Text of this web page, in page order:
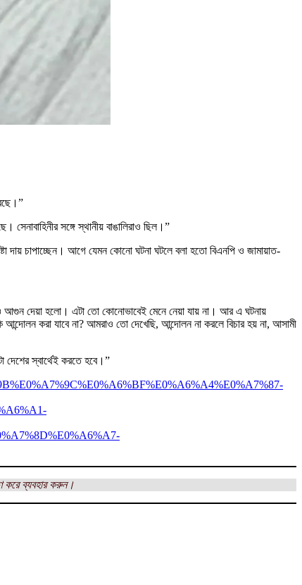
সঙ্গে স্থানীয় বাঙালিরাও ছিল।”
দায় চাপাচ্ছেন। আগে যেমন কোনো ঘটনা ঘটলে বলা হতো বিএনপি ও জামায়াত-
ও আগুন দেয়া হলো। এটা তো কোনোভাবেই মেনে নেয়া যায় না। আর এ ঘটনায়
করা যাবে না? আমরাও তো দেখেছি, আন্দোলন না করলে বিচার হয় না, আসামী
দেশের স্বার্থেই করতে হবে।”
করে ব্যবহার করুন।